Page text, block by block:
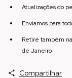
Atualizações do
Enviamos para
Retire também na
de Janeiro
Compartilhar